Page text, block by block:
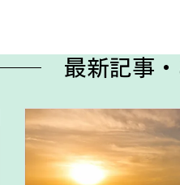
最新記事